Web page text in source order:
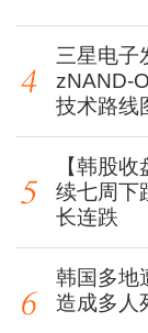
三星电子
zNAND-
技术路线
【韩股
续七周下
长连跌
韩国多地
造成多人